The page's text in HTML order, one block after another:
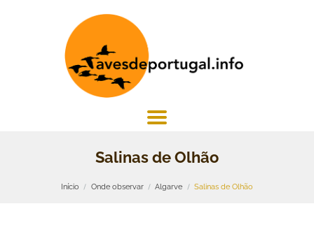
Salinas de Olhão
Início Onde observar Algarve Salinas de Olhão